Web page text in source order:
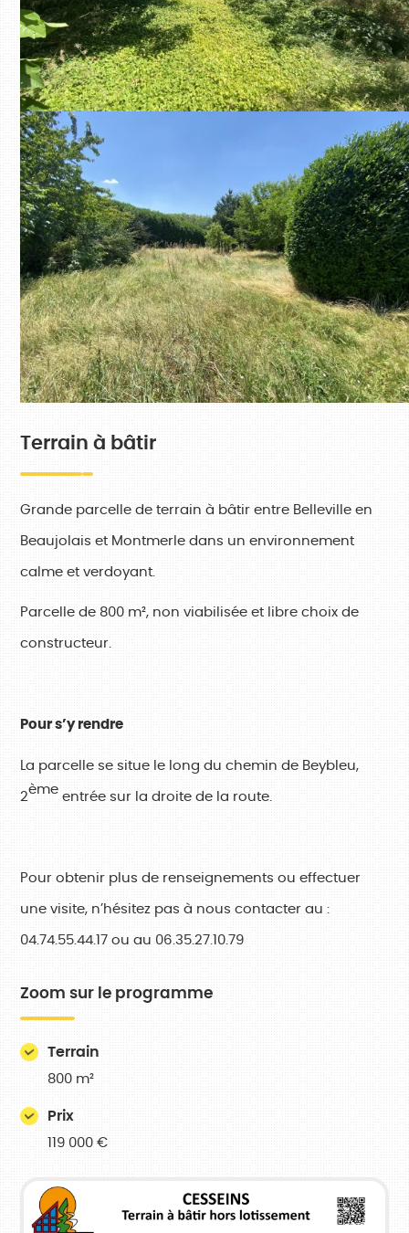
Terrain à bâtir
Grande parcelle de terrain à bâtir entre Belleville en
Beaujolais et Montmerle dans un environnement
calme et verdoyant.
Parcelle de 800 m², non viabilisée et libre choix de
constructeur.
Pour s’y rendre
La parcelle se situe le long du chemin de Beybleu,
2ème entrée sur la droite de la route.
Pour obtenir plus de renseignements ou effectuer
une visite, n’hésitez pas à nous contacter au :
04.74.55.44.17 ou au 06.35.27.10.79
Zoom sur le programme
Terrain
800 m²
Prix
119 000 €